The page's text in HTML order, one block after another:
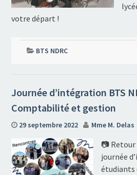
votre départ !
BTS NDRC
Journée d’intégration BTS
Comptabilité et gestion
29 septembre 2022 Mme M. Delas
📷 Retour
journée
étudiants